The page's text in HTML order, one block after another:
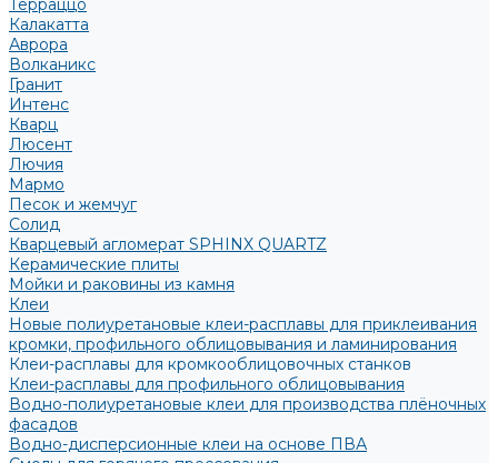
Терраццо
Калакатта
Аврора
Волканикс
Гранит
Интенс
Кварц
Люсент
Лючия
Мармо
Песок и жемчуг
Солид
Кварцевый агломерат SPHINX QUARTZ
Керамические плиты
Мойки и раковины из камня
Клеи
Новые полиуретановые клеи-расплавы для приклеивания
кромки, профильного облицовывания и ламинирования
Клеи-расплавы для кромкооблицовочных станков
Клеи-расплавы для профильного облицовывания
Водно-полиуретановые клеи для производства плёночных
фасадов
Водно-дисперсионные клеи на основе ПВА